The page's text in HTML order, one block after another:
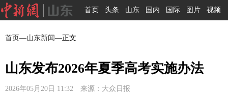
首页 头条 山东 国内 国际 图片 视频
首页—山东新闻—正文
山东发布2026年夏季高考实施办法
2026年05月20日 11:32 来源：大众日报